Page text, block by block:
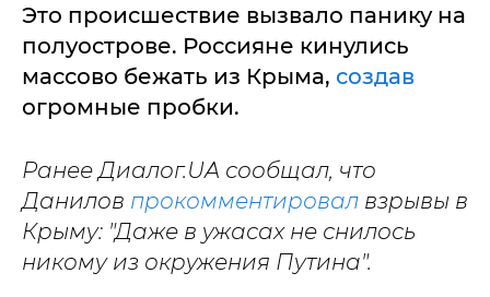
Это происшествие вызвало панику на
полуострове. Россияне кинулись
массово бежать из Крыма, создав
огромные пробки.
Ранее Диалог.UA сообщал, что
Данилов прокомментировал взрывы в
Крыму: "Даже в ужасах не снилось
никому из окружения Путина".